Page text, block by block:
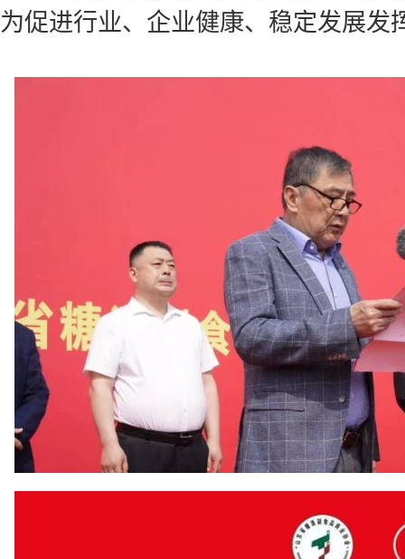
为促进行业、企业健康、稳定发展发